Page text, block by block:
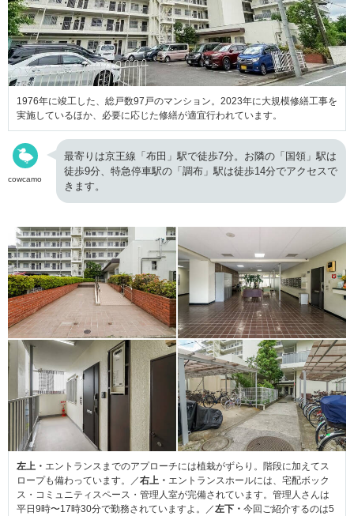
1976年に竣工した、総戸数97戸のマンション。2023年に大規模修繕工事を
実施しているほか、必要に応じた修繕が適宜行われています。
cowcamo
最寄りは京王線「布田」駅で徒歩7分。お隣の「国領」駅は
徒歩9分、特急停車駅の「調布」駅は徒歩14分でアクセスで
きます。
左上・ エントランスまでのアプローチには植栽がずらり。階段に加えてス
ロープも備わっています。／右上・ エントランスホールには、宅配ボック
ス・コミュニティスペース・管理人室が完備されています。管理人さんは
平日9時〜17時30分で勤務されていますよ。／左下・ 今回ご紹介するのは5